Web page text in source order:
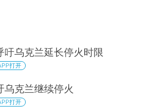
吁乌克兰延长停火时限
打开
乌克兰继续停火
打开